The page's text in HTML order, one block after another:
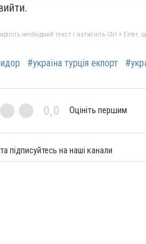
необхідний текст і натисніть Ctrl + Enter,
#україна турція екпорт
0,0 Оцініть першим
підписуйтесь на наші канали